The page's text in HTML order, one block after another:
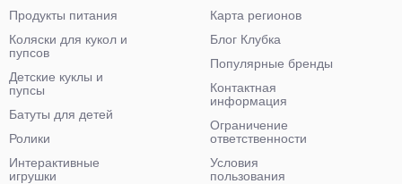
Продукты питания
Коляски для кукол и
пупсов
Детские куклы и
пупсы
Батуты для детей
Ролики
Интерактивные
игрушки
Карта регионов
Блог Клубка
Популярные бренды
Контактная
информация
Ограничение
ответственности
Условия
пользования